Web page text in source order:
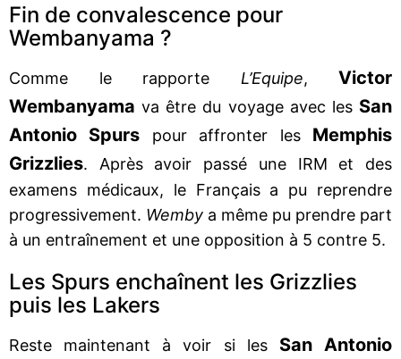
Fin de convalescence pour
Wembanyama ?
Comme le rapporte L’Equipe, Victor
Wembanyamava être du voyage avec les San
Antonio Spurs pour affronter les Memphis
Grizzlies. Après avoir passé une IRM et des
examens médicaux, le Français a pu reprendre
progressivement. Wemby a même pu prendre part
à un entraînement et une opposition à 5 contre 5.
Les Spurs enchaînent les Grizzlies
puis les Lakers
Reste maintenant à voir si les San Antonio